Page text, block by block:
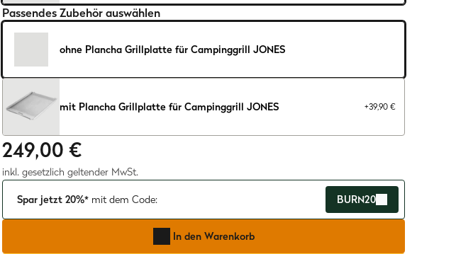
Passendes Zubehör auswählen
ohne Plancha Grillplatte für Campinggrill JONES
mit Plancha Grillplatte für Campinggrill JONES +39,90 €
249,00 €
inkl. gesetzlich geltender MwSt.
Spar jetzt 20%* mit dem Code: BURN20
In den Warenkorb